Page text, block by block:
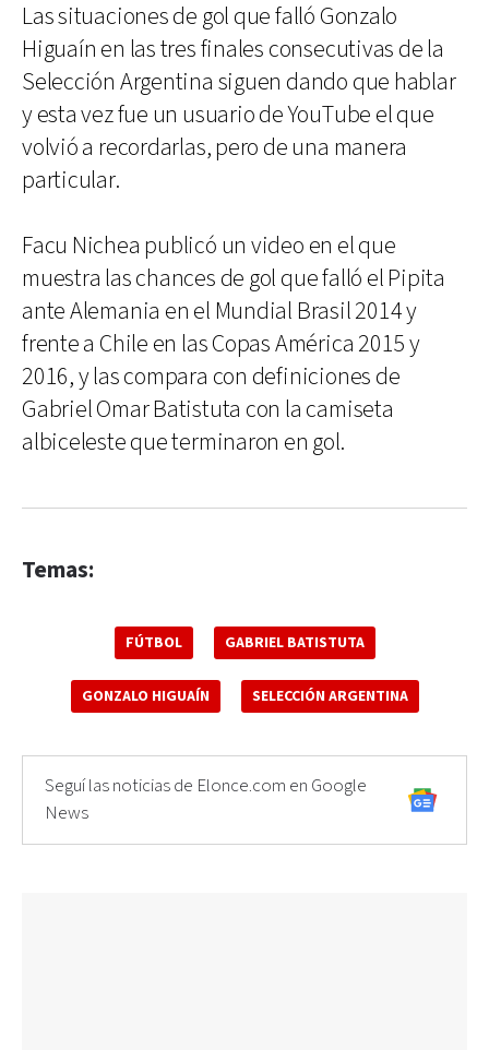
Las situaciones de gol que falló Gonzalo
Higuaín en las tres finales consecutivas de la
Selección Argentina siguen dando que hablar
y esta vez fue un usuario de YouTube el que
volvió a recordarlas, pero de una manera
particular.
Facu Nichea publicó un video en el que
muestra las chances de gol que falló el Pipita
ante Alemania en el Mundial Brasil 2014 y
frente a Chile en las Copas América 2015 y
2016, y las compara con definiciones de
Gabriel Omar Batistuta con la camiseta
albiceleste que terminaron en gol.
Temas:
FÚTBOL GABRIEL BATISTUTA
GONZALO HIGUAÍN SELECCIÓN ARGENTINA
Seguí las noticias de Elonce.com en Google
News